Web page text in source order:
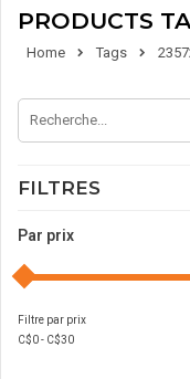
PRODUCTS
Home Tags
FILTRES
Par prix
Filtre par prix
C$0- C$30